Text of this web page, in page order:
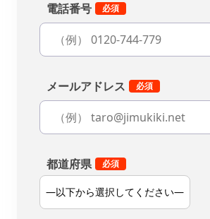
電話番号
メールアドレス
都道府県